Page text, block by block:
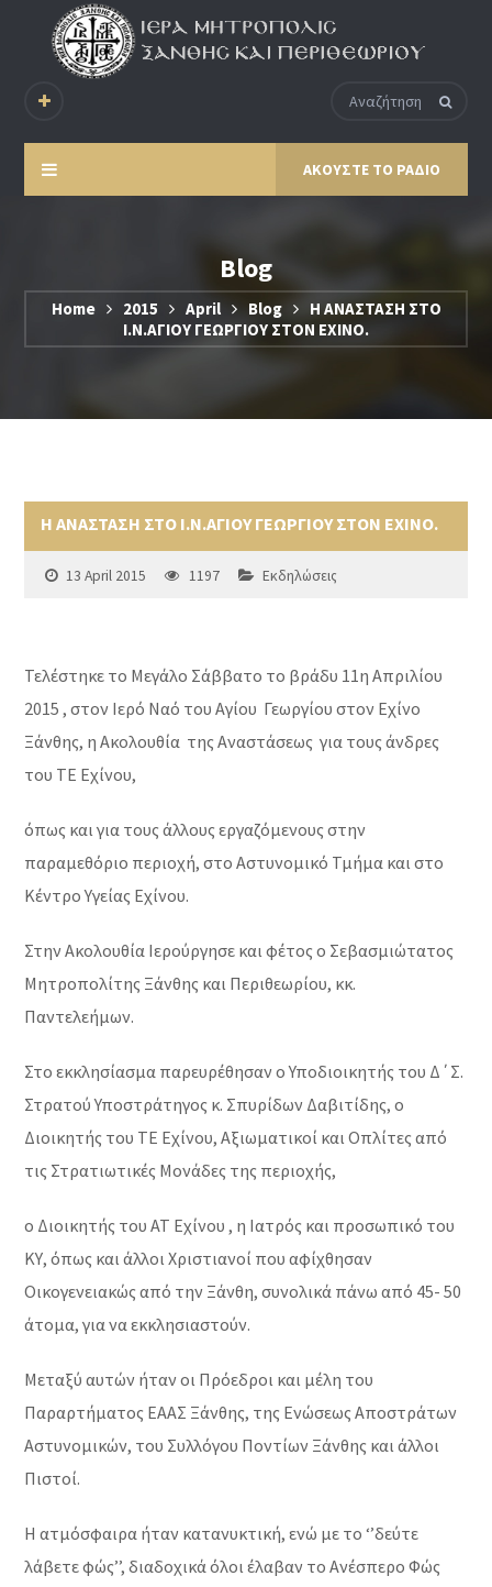
ΑΚΟΥΣΤΕ ΤΟ ΡΑΔΙΟ
Blog
Home 2015 April Blog
Η ΑΝΑΣΤΑΣΗ ΣΤΟ
Ι.Ν.ΑΓΙΟΥ ΓΕΩΡΓΙΟΥ ΣΤΟΝ ΕΧΙΝΟ.
Η ΑΝΑΣΤΑΣΗ ΣΤΟ Ι.Ν.ΑΓΙΟΥ ΓΕΩΡΓΙΟΥ ΣΤΟΝ ΕΧΙΝΟ.
13 April 2015 1197 Εκδηλώσεις
Τελέστηκε το Μεγάλο Σάββατο το βράδυ 11η Απριλίου
2015 , στον Ιερό Ναό του Αγίου Γεωργίου στον Εχίνο
Ξάνθης, η Ακολουθία της Αναστάσεως για τους άνδρες
του ΤΕ Εχίνου,
όπως και για τους άλλους εργαζόμενους στην
παραμεθόριο περιοχή, στο Αστυνομικό Τμήμα και στο
Κέντρο Υγείας Εχίνου.
Στην Ακολουθία Ιερούργησε και φέτος ο Σεβασμιώτατος
Μητροπολίτης Ξάνθης και Περιθεωρίου, κκ.
Παντελεήμων.
Στο εκκλησίασμα παρευρέθησαν ο Υποδιοικητής του Δ΄Σ.
Στρατού Υποστράτηγος κ. Σπυρίδων Δαβιτίδης, ο
Διοικητής του ΤΕ Εχίνου, Αξιωματικοί και Οπλίτες από
τις Στρατιωτικές Μονάδες της περιοχής,
ο Διοικητής του ΑΤ Εχίνου , η Ιατρός και προσωπικό του
ΚΥ, όπως και άλλοι Χριστιανοί που αφίχθησαν
Οικογενειακώς από την Ξάνθη, συνολικά πάνω από 45- 50
άτομα, για να εκκλησιαστούν.
Μεταξύ αυτών ήταν οι Πρόεδροι και μέλη του
Παραρτήματος ΕΑΑΣ Ξάνθης, της Ενώσεως Αποστράτων
Αστυνομικών, του Συλλόγου Ποντίων Ξάνθης και άλλοι
Πιστοί.
Η ατμόσφαιρα ήταν κατανυκτική, ενώ με το ‘’δεύτε
λάβετε φώς’’, διαδοχικά όλοι έλαβαν το Ανέσπερο Φώς